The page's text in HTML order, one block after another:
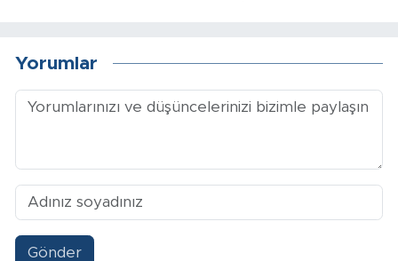
Yorumlar
Gönder